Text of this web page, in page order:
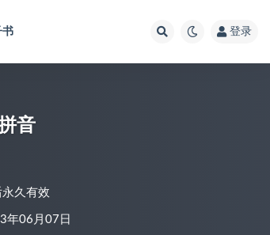
书 登录
音
久有效
年06月07日